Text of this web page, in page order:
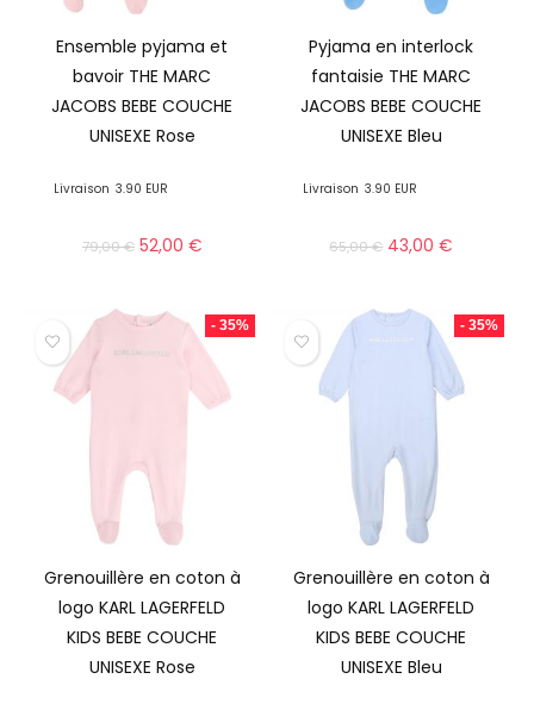
Ensemble pyjama et
bavoir THE MARC
JACOBS BEBE COUCHE
UNISEXE Rose
Livraison 3.90 EUR
79,00€ 52,00 €
Pyjama en interlock
fantaisie THE MARC
JACOBS BEBE COUCHE
UNISEXE Bleu
Livraison 3.90 EUR
65,00€ 43,00€
- 35%
Grenouillère en coton à
logo KARL LAGERFELD
KIDS BEBE COUCHE
UNISEXE Rose
- 35%
Grenouillère en coton à
logo KARL LAGERFELD
KIDS BEBE COUCHE
UNISEXE Bleu